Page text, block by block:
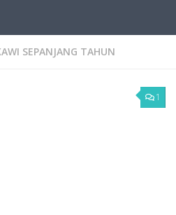
SEPANJANG TAHUN
1